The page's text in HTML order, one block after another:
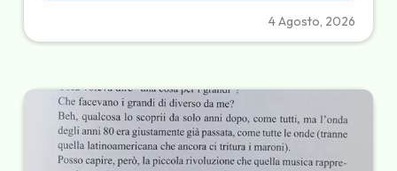
4 Agosto, 2026